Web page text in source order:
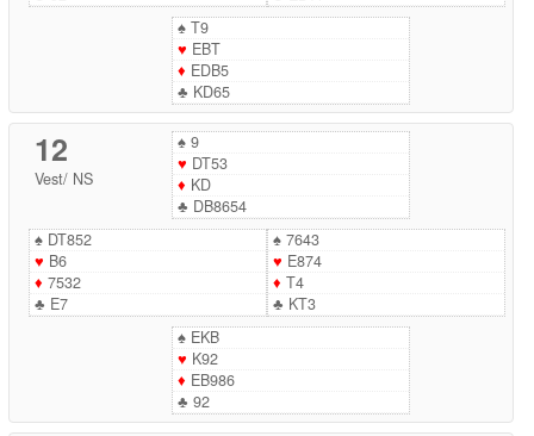
♠T9
♥ EBT
♦ EDB5
♣ KD65
12
Vest/ NS
♠9
♥ DT53
♦ KD
♣ DB8654
♠DT852
♥ B6
♦ 7532
♣ E7
♠7643
♥ E874
♦ T4
♣ KT3
♠EKB
♥ K92
♦ EB986
♣ 92